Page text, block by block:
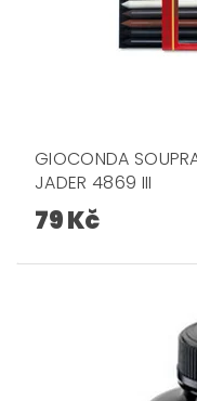
GIOCONDA
JADER 4869 III
79 Kč